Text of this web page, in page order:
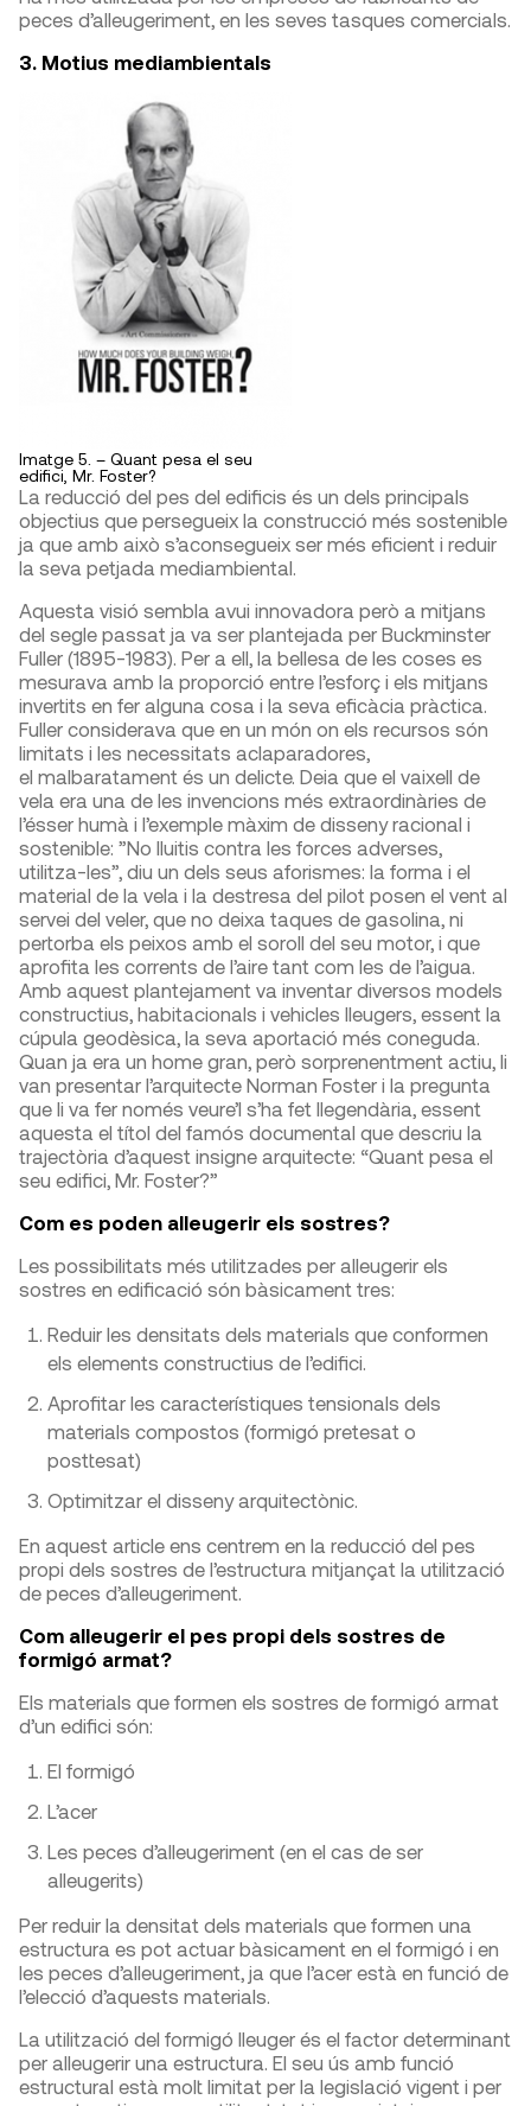
peces d’alleugeriment, en les seves tasques comercials.
3. Motius mediambientals
Imatge 5. – Quant pesa el seu
edifici, Mr. Foster?
La reducció del pes del edificis és un dels principals
objectius que persegueix la construcció més sostenible
ja que amb això s’aconsegueix ser més eficient i reduir
la seva petjada mediambiental.
Aquesta visió sembla avui innovadora però a mitjans
del segle passat ja va ser plantejada per Buckminster
Fuller (1895-1983). Per a ell, la bellesa de les coses es
mesurava amb la proporció entre l’esforç i els mitjans
invertits en fer alguna cosa i la seva eficàcia pràctica.
Fuller considerava que en un món on els recursos són
limitats i les necessitats aclaparadores,
el malbaratament és un delicte. Deia que el vaixell de
vela era una de les invencions més extraordinàries de
l’ésser humà i l’exemple màxim de disseny racional i
sostenible: ”No lluitis contra les forces adverses,
utilitza-les”, diu un dels seus aforismes: la forma i el
material de la vela i la destresa del pilot posen el vent al
servei del veler, que no deixa taques de gasolina, ni
pertorba els peixos amb el soroll del seu motor, i que
aprofita les corrents de l’aire tant com les de l’aigua.
Amb aquest plantejament va inventar diversos models
constructius, habitacionals i vehicles lleugers, essent la
cúpula geodèsica, la seva aportació més coneguda.
Quan ja era un home gran, però sorprenentment actiu, li
van presentar l’arquitecte Norman Foster i la pregunta
que li va fer només veure’l s’ha fet llegendària, essent
aquesta el títol del famós documental que descriu la
trajectòria d’aquest insigne arquitecte: “Quant pesa el
seu edifici, Mr. Foster?”
Com es poden alleugerir els sostres?
Les possibilitats més utilitzades per alleugerir els
sostres en edificació són bàsicament tres:
Reduir les densitats dels materials que conformen
els elements constructius de l’edifici.
Aprofitar les característiques tensionals dels
materials compostos (formigó pretesat o
posttesat)
Optimitzar el disseny arquitectònic.
En aquest article ens centrem en la reducció del pes
propi dels sostres de l’estructura mitjançat la utilització
de peces d’alleugeriment.
Com alleugerir el pes propi dels sostres de
formigó armat?
Els materials que formen els sostres de formigó armat
d’un edifici són:
El formigó
L’acer
Les peces d’alleugeriment (en el cas de ser
alleugerits)
Per reduir la densitat dels materials que formen una
estructura es pot actuar bàsicament en el formigó i en
les peces d’alleugeriment, ja que l’acer està en funció de
l’elecció d’aquests materials.
La utilització del formigó lleuger és el factor determinant
per alleugerir una estructura. El seu ús amb funció
estructural està molt limitat per la legislació vigent i per